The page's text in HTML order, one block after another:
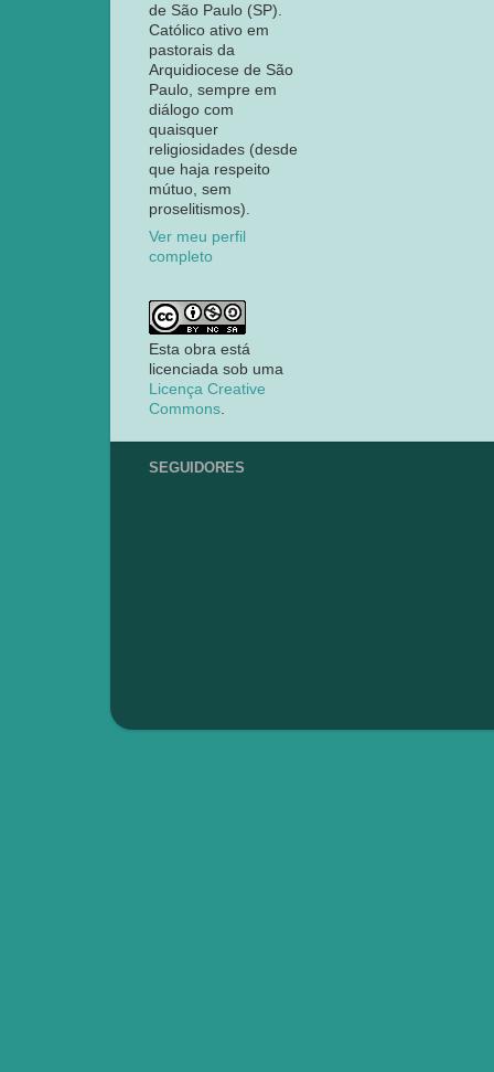
de São Paulo (SP).
Católico ativo em
pastorais da
Arquidiocese de São
Paulo, sempre em
diálogo com
quaisquer
religiosidades (desde
que haja respeito
mútuo, sem
proselitismos).
Ver meu perfil
completo
Esta obra está
licenciada sob uma
Licença Creative
Commons
SEGUIDORES